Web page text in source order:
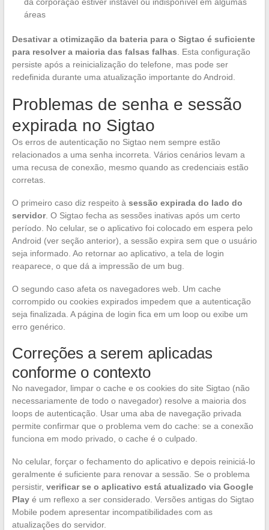
áreas
Desativar a otimização da bateria para o Sigtao é suficiente
para resolver a maioria das falsas falhas . Esta configuração
persiste após a reinicialização do telefone, mas pode ser
redefinida durante uma atualização importante do Android.
Problemas de senha e sessão
expirada no Sigtao
Os erros de autenticação no Sigtao nem sempre estão
relacionados a uma senha incorreta. Vários cenários levam a
uma recusa de conexão, mesmo quando as credenciais estão
corretas.
O primeiro caso diz respeito à sessão expirada do lado do
servidor. O Sigtao fecha as sessões inativas após um certo
período. No celular, se o aplicativo foi colocado em espera pelo
Android (ver seção anterior), a sessão expira sem que o usuário
seja informado. Ao retornar ao aplicativo, a tela de login
reaparece, o que dá a impressão de um bug.
O segundo caso afeta os navegadores web. Um cache
corrompido ou cookies expirados impedem que a autenticação
seja finalizada. A página de login fica em um loop ou exibe um
erro genérico.
Correções a serem aplicadas
conforme o contexto
No navegador, limpar o cache e os cookies do site Sigtao (não
necessariamente de todo o navegador) resolve a maioria dos
loops de autenticação. Usar uma aba de navegação privada
permite confirmar que o problema vem do cache: se a conexão
funciona em modo privado, o cache é o culpado.
No celular, forçar o fechamento do aplicativo e depois reiniciá-lo
geralmente é suficiente para renovar a sessão. Se o problema
persistir, verificar se o aplicativo está atualizado via Google
Playé um reflexo a ser considerado. Versões antigas do Sigtao
Mobile podem apresentar incompatibilidades com as
atualizações do servidor.